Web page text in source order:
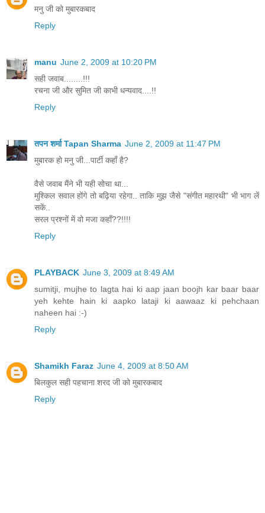
मनु जी को मुबारकबाद
Reply
manu June 2, 2009 at 10:20 PM
सही जवाब........!!!
रचना जी और सुमित जी काभी धन्यवाद....!!
Reply
तपन शर्मा Tapan Sharma June 2, 2009 at 11:47 PM
मुबारक हो मनु जी...पार्टी कहाँ है?
वैसे जवाब मैंने भी यही सोचा था...
मुश्किल सवाल होंगे तो बढ़िया रहेगा.. ताकि मुझ जैसे "संगीत महारथी" भी भाग लें
सकें..
सरल प्रश्नों में वो मजा कहाँ??!!!!
Reply
PLAYBACK June 3, 2009 at 8:49 AM
sumitji, mujhe to lagta hai ki aap jaan boojh kar baar baar
yeh kehte hain ki aapko lataji ki aawaaz ki pehchaan
naheen hai :-)
Reply
Shamikh Faraz June 4, 2009 at 8:50 AM
बिलकुल सही पहचाना शरद जी को मुबारकबाद
Reply